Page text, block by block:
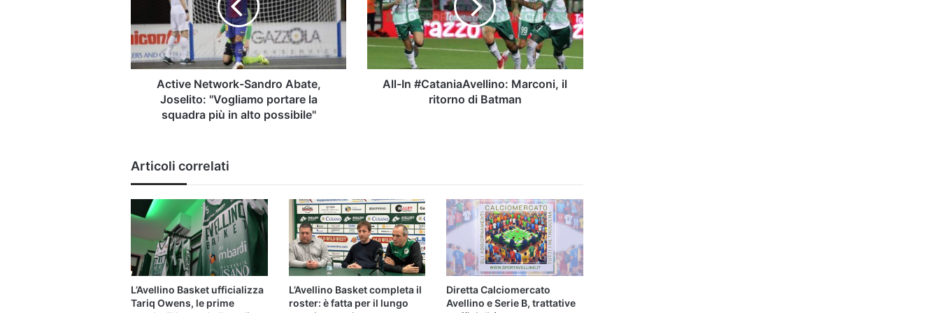
"Vogliamo
portare
la
squadra
Active Network-Sandro Abate,
Joselito: "Vogliamo portare la
squadra più in alto possibile"
il
ritorno
di
All-In #CataniaAvellino: Marconi, il
ritorno di Batman
Articoli correlati
L’Avellino Basket ufficializza
Tariq Owens, le prime
L’Avellino Basket completa il
roster: è fatta per il lungo
Diretta Calciomercato
Avellino e Serie B, trattative